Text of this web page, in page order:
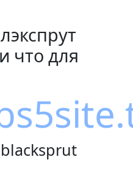
что для